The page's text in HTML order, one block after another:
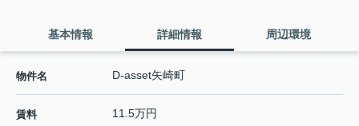
基本情報 詳細情報 周辺環境
物件名 D-asset矢崎町
賃料 11.5万円